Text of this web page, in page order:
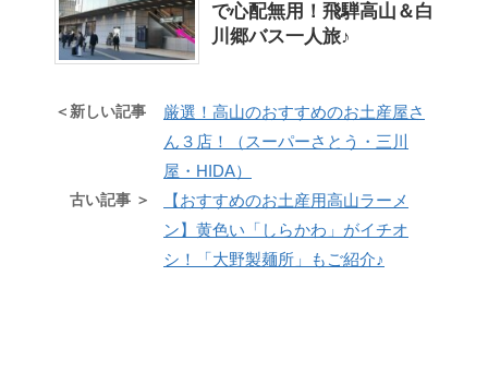
で心配無用！飛騨高山＆白
川郷バス一人旅♪
＜新しい記事
厳選！高山のおすすめのお土産屋さ
ん３店！（スーパーさとう・三川
屋・HIDA）
古い記事 ＞
【おすすめのお土産用高山ラーメ
ン】黄色い「しらかわ」がイチオ
シ！「大野製麺所」もご紹介♪